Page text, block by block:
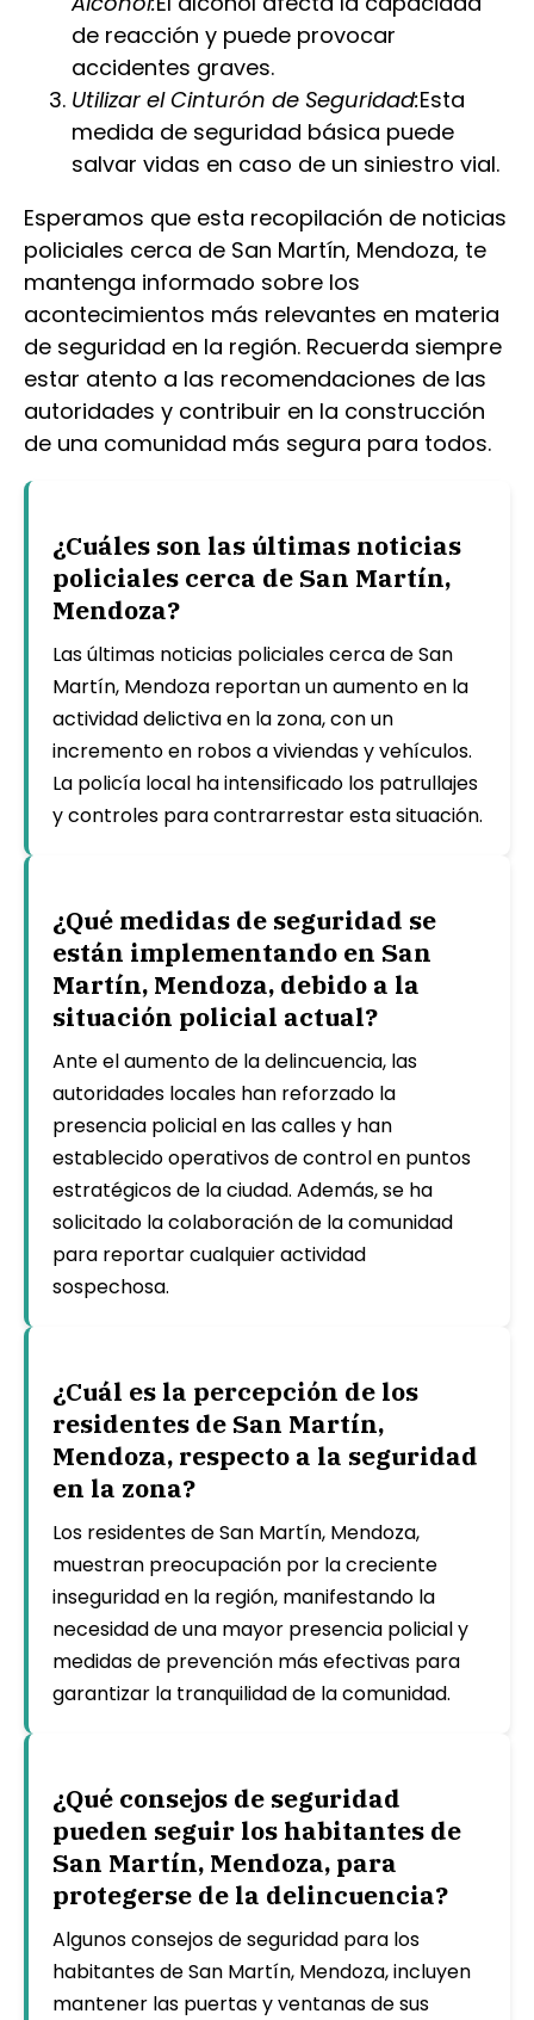
de reacción y puede provocar
accidentes graves.
Utilizar el Cinturón de Seguridad:Esta
medida de seguridad básica puede
salvar vidas en caso de un siniestro vial.
Esperamos que esta recopilación de noticias
policiales cerca de San Martín, Mendoza, te
mantenga informado sobre los
acontecimientos más relevantes en materia
de seguridad en la región. Recuerda siempre
estar atento a las recomendaciones de las
autoridades y contribuir en la construcción
de una comunidad más segura para todos.
¿Cuáles son las últimas noticias
policiales cerca de San Martín,
Mendoza?
Las últimas noticias policiales cerca de San
Martín, Mendoza reportan un aumento en la
actividad delictiva en la zona, con un
incremento en robos a viviendas y vehículos.
La policía local ha intensificado los patrullajes
y controles para contrarrestar esta situación.
¿Qué medidas de seguridad se
están implementando en San
Martín, Mendoza, debido a la
situación policial actual?
Ante el aumento de la delincuencia, las
autoridades locales han reforzado la
presencia policial en las calles y han
establecido operativos de control en puntos
estratégicos de la ciudad. Además, se ha
solicitado la colaboración de la comunidad
para reportar cualquier actividad
sospechosa.
¿Cuál es la percepción de los
residentes de San Martín,
Mendoza, respecto a la seguridad
en la zona?
Los residentes de San Martín, Mendoza,
muestran preocupación por la creciente
inseguridad en la región, manifestando la
necesidad de una mayor presencia policial y
medidas de prevención más efectivas para
garantizar la tranquilidad de la comunidad.
¿Qué consejos de seguridad
pueden seguir los habitantes de
San Martín, Mendoza, para
protegerse de la delincuencia?
Algunos consejos de seguridad para los
habitantes de San Martín, Mendoza, incluyen
mantener las puertas y ventanas de sus